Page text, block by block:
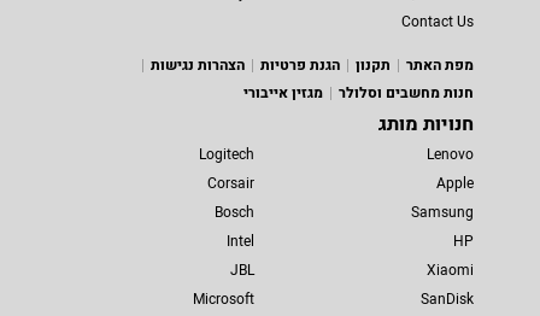
Contact Us
מפת האתר
תקנון הגנת פרטיות
הצהרות נגישות
חנות מחשבים וסלולר
מגזין אייבורי
חנויות מותג
Lenovo
Apple
Samsung
HP
Xiaomi
SanDisk
Logitech
Corsair
Bosch
Intel
JBL
Microsoft